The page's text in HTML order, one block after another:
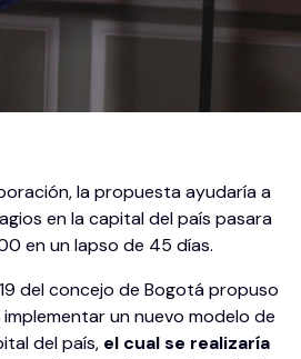
la propuesta ayudaría a
en la capital del país pasara
en un lapso de 45 días.
del concejo de Bogotá propuso
un nuevo modelo de
del país, el cual se realizaría